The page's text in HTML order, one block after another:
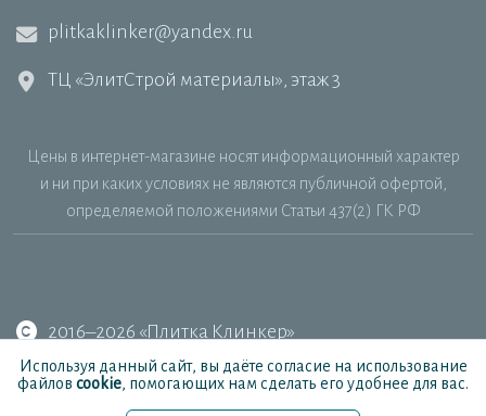
plitkaklinker@yandex.ru
ТЦ «ЭлитСтрой материалы», этаж 3
Цены в интернет-магазине носят информационный характер
и ни при каких условиях не являются публичной офертой,
определяемой положениями Статьи 437(2) ГК РФ
2016–2026 «Плитка Клинкер»
MAX
Используя данный сайт, вы даёте согласие на использование
файлов cookie, помогающих нам сделать его удобнее для вас.